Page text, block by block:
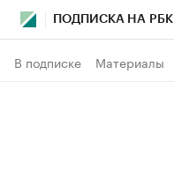
ПОДПИСКА НА РБК
В подписке Материалы